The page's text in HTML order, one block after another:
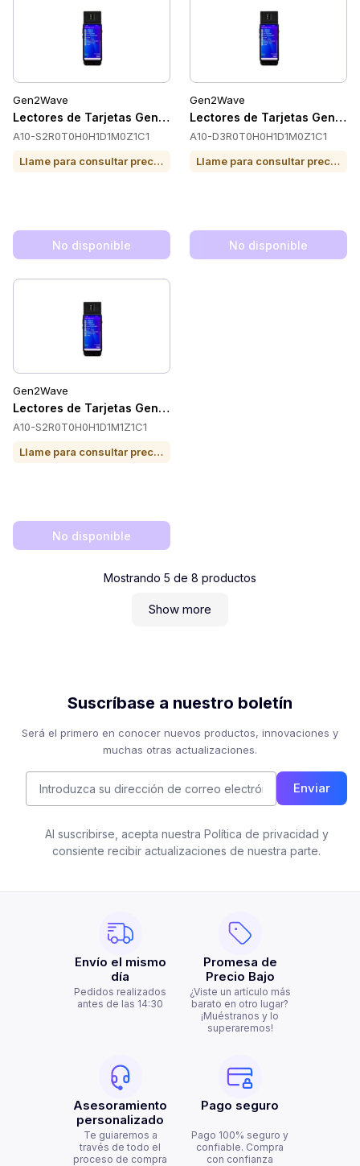
Gen2Wave
Lectores de Tarjetas Gen2Wave A10-S2R0T0H0H1D1M0Z1C1
A10-S2R0T0H0H1D1M0Z1C1
Llame para consultar precio o para comprar
No disponible
Gen2Wave
Lectores de Tarjetas
A10-D3R0T0H0H1D1M0Z1C1
Llame para consultar precio o para comprar
No disponible
Gen2Wave
Lectores de Tarjetas Gen2Wave A10-S2R0T0H0H1D1M1Z1C1
A10-S2R0T0H0H1D1M1Z1C1
Llame para consultar precio o para comprar
No disponible
Mostrando 5 de 8 productos
Show more
Suscríbase a nuestro boletín
Será el primero en conocer nuevos productos, innovaciones y
muchas otras actualizaciones.
Enviar
Al suscribirse, acepta nuestra Política de privacidad y
consiente recibir actualizaciones de nuestra parte.
Envío el mismo
día
Pedidos realizados
antes de las 14:30
Promesa de
Precio Bajo
¿Viste un artículo más
barato en otro lugar?
¡Muéstranos y lo
superaremos!
Asesoramiento
personalizado
Te guiaremos a
través de todo el
proceso de compra
Pago seguro
Pago 100% seguro y
confiable. Compra
con confianza